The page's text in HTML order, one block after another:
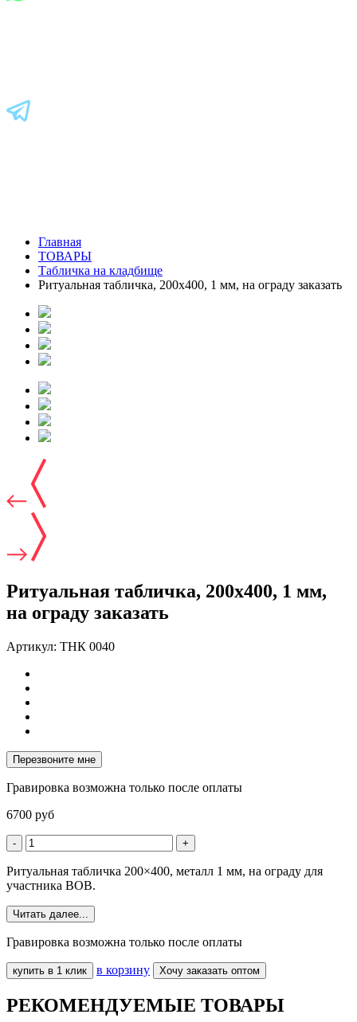
Главная
ТОВАРЫ
Табличка на кладбище
Ритуальная табличка, 200х400, 1 мм, на ограду заказать
Ритуальная табличка, 200х400, 1 мм,
на ограду заказать
Артикул: ТНК 0040
Перезвоните мне
Гравировка возможна только после оплаты
6700 руб
- +
Ритуальная табличка 200×400, металл 1 мм, на ограду для
участника ВОВ.
Читать далее...
Гравировка возможна только после оплаты
купить в 1 клик в корзину Хочу заказать оптом
РЕКОМЕНДУЕМЫЕ ТОВАРЫ